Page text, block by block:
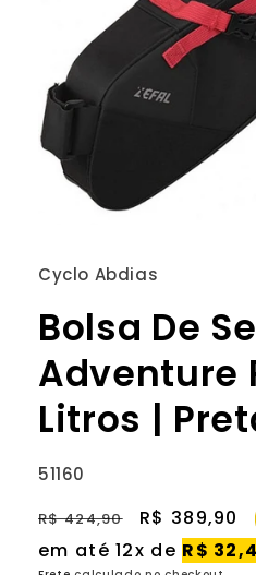
1
na
modal
Cyclo Abdias
Bolsa De
Adventure
Litros |
SKU:
51160
Preço
normal
R$ 424,90
Preço
R$ 389,90
em até 12x de R$